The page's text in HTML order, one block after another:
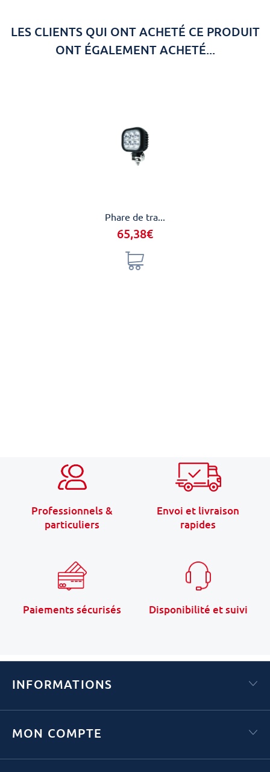
LES CLIENTS QUI ONT ACHETÉ CE PRODUIT
ONT ÉGALEMENT ACHETÉ...
Phare de tra...
65,38€
Professionnels &
particuliers
Envoi et livraison
rapides
Paiements sécurisés Disponibilité et suivi
INFORMATIONS
MON COMPTE